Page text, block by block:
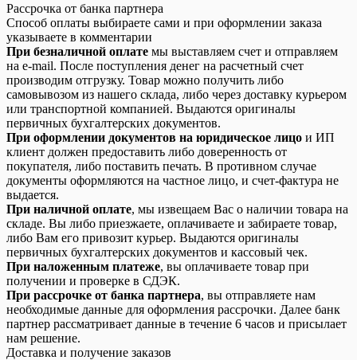
Рассрочка от банка партнера
Способ оплаты выбираете сами и при оформлении заказа
указываете в комментарии
При безналичной оплате мы выставляем счет и отправляем
на e-mail. После поступления денег на расчетный счет
производим отгрузку. Товар можно получить либо
самовывозом из нашего склада, либо через доставку курьером
или транспортной компанией. Выдаются оригиналы
первичных бухгалтерских документов.
При оформлении документов на юридическое лицо и ИП
клиент должен предоставить либо доверенность от
покупателя, либо поставить печать. В противном случае
документы оформляются на частное лицо, и счет-фактура не
выдается.
При наличной оплате, мы извещаем Вас о наличии товара на
складе. Вы либо приезжаете, оплачиваете и забираете товар,
либо Вам его привозит курьер. Выдаются оригиналы
первичных бухгалтерских документов и кассовый чек.
При наложенным платеже, вы оплачиваете товар при
получении и проверке в СДЭК.
При рассрочке от банка партнера, вы отправляете нам
необходимые данные для оформления рассрочки. Далее банк
партнер рассматривает данные в течение 6 часов и присылает
нам решение.
Доставка и получение заказов